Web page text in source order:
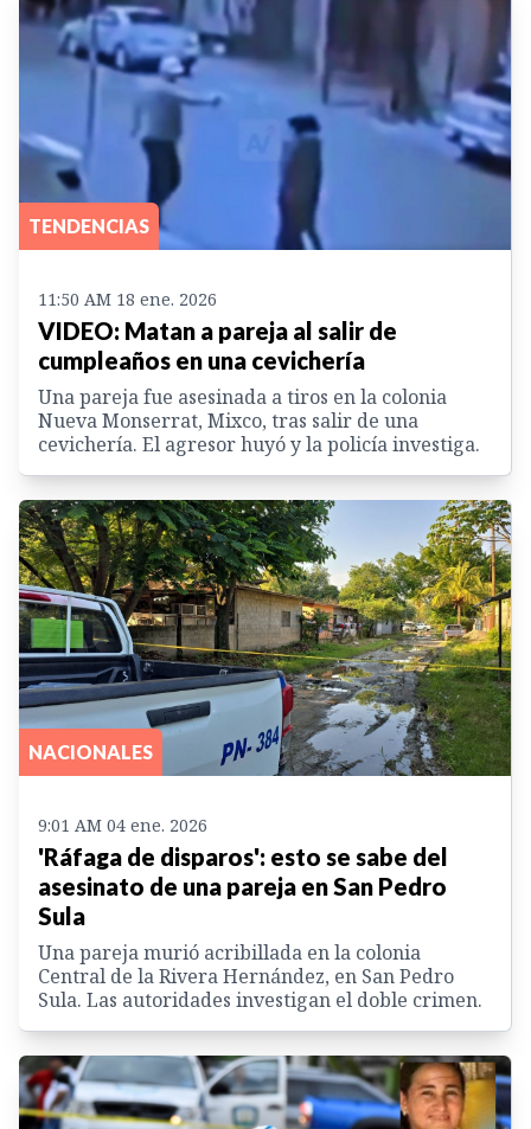
TENDENCIAS
11:50 AM 18 ene. 2026
VIDEO: Matan a pareja al salir de
cumpleaños en una cevichería
Una pareja fue asesinada a tiros en la colonia
Nueva Monserrat, Mixco, tras salir de una
cevichería. El agresor huyó y la policía investiga.
NACIONALES
9:01 AM 04 ene. 2026
'Ráfaga de disparos': esto se sabe del
asesinato de una pareja en San Pedro
Sula
Una pareja murió acribillada en la colonia
Central de la Rivera Hernández, en San Pedro
Sula. Las autoridades investigan el doble crimen.